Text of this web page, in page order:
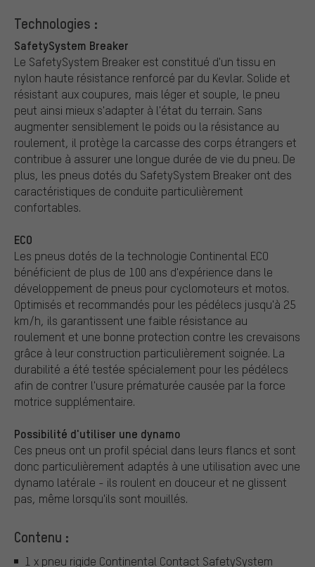
Technologies :
SafetySystem Breaker
Le SafetySystem Breaker est constitué d'un tissu en
nylon haute résistance renforcé par du Kevlar. Solide et
résistant aux coupures, mais léger et souple, le pneu
peut ainsi mieux s'adapter à l'état du terrain. Sans
augmenter sensiblement le poids ou la résistance au
roulement, il protège la carcasse des corps étrangers et
contribue à assurer une longue durée de vie du pneu. De
plus, les pneus dotés du SafetySystem Breaker ont des
caractéristiques de conduite particulièrement
confortables.
ECO
Les pneus dotés de la technologie Continental ECO
bénéficient de plus de 100 ans d'expérience dans le
développement de pneus pour cyclomoteurs et motos.
Optimisés et recommandés pour les pédélecs jusqu'à 25
km/h, ils garantissent une faible résistance au
roulement et une bonne protection contre les crevaisons
grâce à leur construction particulièrement soignée. La
durabilité a été testée spécialement pour les pédélecs
afin de contrer l'usure prématurée causée par la force
motrice supplémentaire.
Possibilité d'utiliser une dynamo
Ces pneus ont un profil spécial dans leurs flancs et sont
donc particulièrement adaptés à une utilisation avec une
dynamo latérale - ils roulent en douceur et ne glissent
pas, même lorsqu'ils sont mouillés.
Contenu :
1 x pneu rigide Continental Contact SafetySystem